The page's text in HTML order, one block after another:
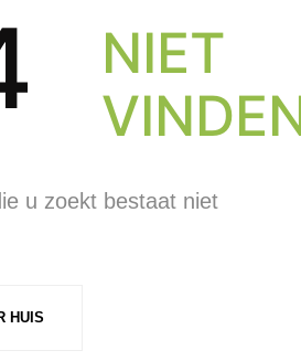
NIET
u zoekt bestaat niet
HUIS